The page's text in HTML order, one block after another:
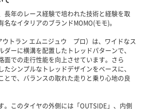
年のレース経験で培われた技術と経験を取
なイタリアのブランドMOMO(モモ)。
ウトラン エムニジュウ プロ）は、ワイドなス
ダーに横溝を配置したトレッドパターンで、
面での走行性能を向上させています。さら
シンプルなトレッドデザインをベースに、
とで、バランスの取れた走りと乗り心地の良
このタイヤの外側には「OUTSIDE」、内側